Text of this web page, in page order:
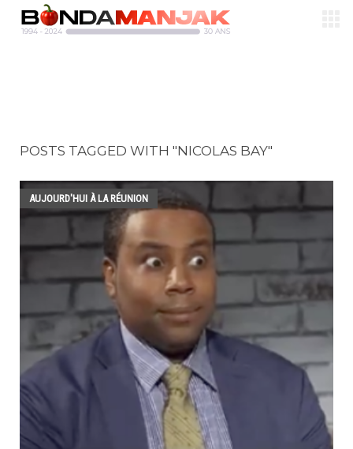
POSTS TAGGED WITH "NICOLAS BAY"
AUJOURD'HUI À LA RÉUNION